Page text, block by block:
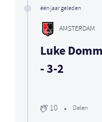
één jaar geleden
AMSTERDAM
Luke
- 3-2
10 Delen